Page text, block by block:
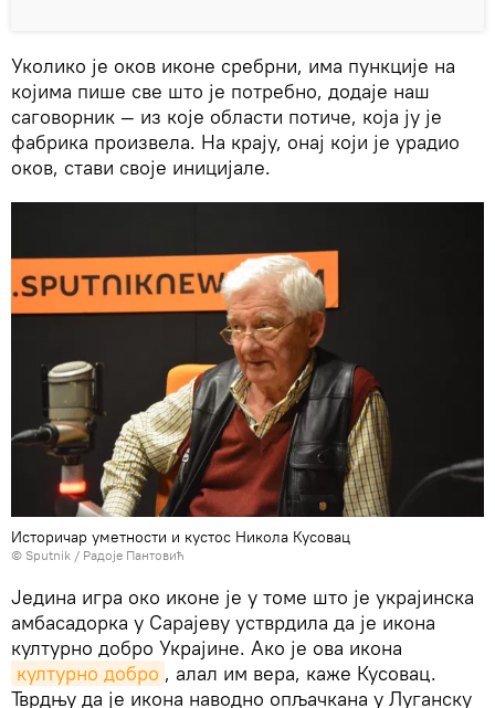
Уколико је оков иконе сребрни, има пункције на
којима пише све што је потребно, додаје наш
саговорник — из које области потиче, која ју је
фабрика произвела. На крају, онај који је урадио
оков, стави своје иницијале.
Историчар уметности и кустос Никола Кусовац
© Sputnik / Радоје Пантовић
Једина игра око иконе је у томе што је украјинска
амбасадорка у Сарајеву устврдила да је икона
културно добро Украјине. Ако је ова икона
културно добро , алал им вера, каже Кусовац.
Тврдњу да је икона наводно опљачкана у Луганску